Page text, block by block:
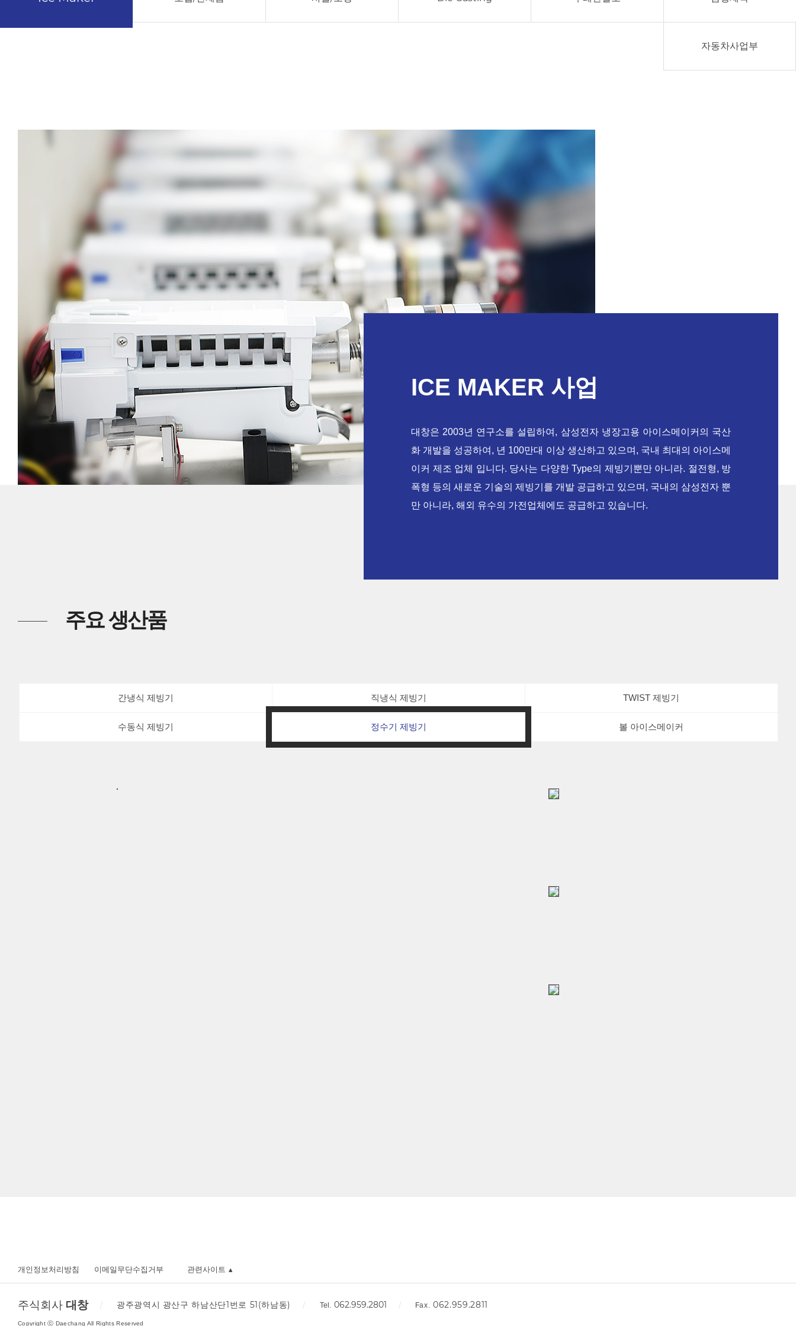
자동차사업부
ICE MAKER 사업
대창은 2003년 연구소를 설립하여, 삼성전자 냉장고용 아이스메이커의 국산
화 개발을 성공하여, 년 100만대 이상 생산하고 있으며, 국내 최대의 아이스메
이커 제조 업체 입니다. 당사는 다양한 Type의 제빙기뿐만 아니라. 절전형, 방
폭형 등의 새로운 기술의 제빙기를 개발 공급하고 있으며, 국내의 삼성전자 뿐
만 아니라, 해외 유수의 가전업체에도 공급하고 있습니다.
주요 생산품
간냉식 제빙기 직냉식 제빙기 TWIST 제빙기
수동식 제빙기 정수기 제빙기 볼 아이스메이커
개인정보처리방침 이메일무단수집거부 관련사이트
주식회사 대창 광주광역시 광산구 하남산단1번로 51(하남동) 062.959.2801 062.959.2811
Copyright ⓒ Daechang All Rights Reserved